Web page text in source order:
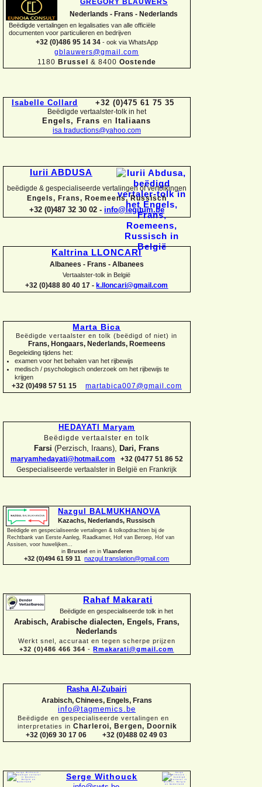
GREGORY BLAUWERS
Nederlands - Frans - Nederlands
Beëdigde vertalingen en legalisaties van alle officiële
documenten voor particulieren en bedrijven
+32 (0)486 95 14 34 - ook via WhatsApp
gblauwers@gmail.com
1180 Brussel & 8400 Oostende
Isabelle Collard +32 (0)475 61 75 35
Beëdigde vertaalster-tolk in het
Engels, Fransen Italiaans
isa.traductions@yahoo.com
Iurii ABDUSA
beëdigde & gespecialiseerde vertalingen of vertolkingen
Engels, Frans, Roemeens, Russisch
+32 (0)487 32 30 02 - info@legitum.be
Kaltrina LLONCARI
Albanees - Frans - Albanees
Vertaalster-tolk in België
+32 (0)488 80 40 17 - k.lloncari@gmail.com
Marta Bica
Beëdigde vertaalster en tolk (beëdigd of niet) in
Frans, Hongaars, Nederlands, Roemeens
Begeleiding tijdens het:
examen voor het behalen van het rijbewijs
medisch / psychologisch onderzoek om het rijbewijs te
krijgen
+32 (0)498 57 51 15 martabica007@gmail.com
HEDAYATI Maryam
Beëdigde vertaalster en tolk
Farsi(Perzisch, Iraans), Dari, Frans
maryamhedayati@hotmail.com
+32 (0477 51 86 52
Gespecialiseerde vertaalster in België en Frankrijk
Nazgul BALMUKHANOVA
Kazachs, Nederlands, Russisch
Beëdigde en gespecialiseerde vertalingen & tolkopdrachten bij de
Rechtbank van Eerste Aanleg, Raadkamer, Hof van Beroep, Hof van
Assisen, voor huwelijken...
in Brussel en inVlaanderen
+32 (0)494 61 59 11nazgul.translation@gmail.com
Rahaf Makarati
Beëdigde en gespecialiseerde tolk in het
Arabisch, Arabische dialecten, Engels, Frans,
Nederlands
Werkt snel, accuraat en tegen scherpe prijzen
+32 (0)486 466 364 - Rmakarati@gmail.com
Rasha Al-Zubairi
Arabisch, Chinees, Engels, Frans
info@tagmemics.be
Beëdigde en gespecialiseerde vertalingen en
interpretaties in Charleroi, Bergen, Doornik
+32 (0)69 30 17 06 +32 (0)488 02 49 03
Serge Withouck